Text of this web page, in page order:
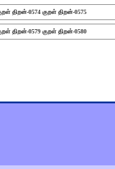
திறன்-0574 குறள் திறன்-0575
திறன்-0579 குறள் திறன்-0580